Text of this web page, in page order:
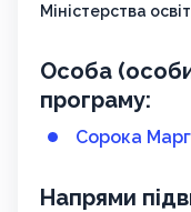
Міністерства
Особа
програму:
Сорока
Напрями